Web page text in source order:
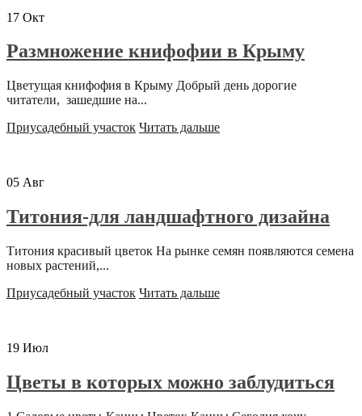
17 Окт
Размножение книфофии в Крыму
Цветущая книфофия в Крыму Добрый день дорогие
читатели, зашедшие на...
Приусадебный участок Читать дальше
05 Авг
Титония-для ландшафтного дизайна
Титония красивый цветок На рынке семян появляются семена
новых растений,...
Приусадебный участок Читать дальше
19 Июл
Цветы в которых можно заблудиться